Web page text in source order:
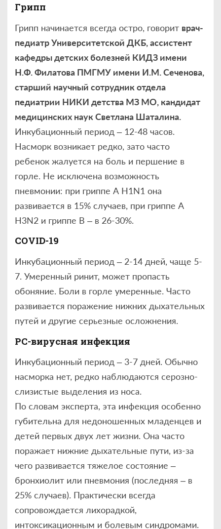
Грипп
Грипп начинается всегда остро, говорит врач-
педиатр Университетской ДКБ, ассистент
кафедры детских болезней КИДЗ имени
Н.Ф. Филатова ПМГМУ имени И.М. Сеченова,
старший научный сотрудник отдела
педиатрии НИКИ детства МЗ МО, кандидат
медицинских наук Светлана Шаталина.
Инкубационный период – 12-48 часов.
Насморк возникает редко, зато часто
ребенок жалуется на боль и першение в
горле. Не исключена возможность
пневмонии: при гриппе А H1N1 она
развивается в 15% случаев, при гриппе А
H3N2 и гриппе В – в 26-30%.
COVID-19
Инкубационный период – 2-14 дней, чаще 5-
7. Умеренный ринит, может пропасть
обоняние. Боли в горле умеренные. Часто
развивается поражение нижних дыхательных
путей и другие серьезные осложнения.
РС-вирусная инфекция
Инкубационный период – 3-7 дней. Обычно
насморка нет, редко наблюдаются серозно-
слизистые выделения из носа.
По словам эксперта, эта инфекция особенно
губительна для недоношенных младенцев и
детей первых двух лет жизни. Она часто
поражает нижние дыхательные пути, из-за
чего развивается тяжелое состояние –
бронхиолит или пневмония (последняя – в
25% случаев). Практически всегда
сопровождается лихорадкой,
интоксикационным и болевым синдромами.